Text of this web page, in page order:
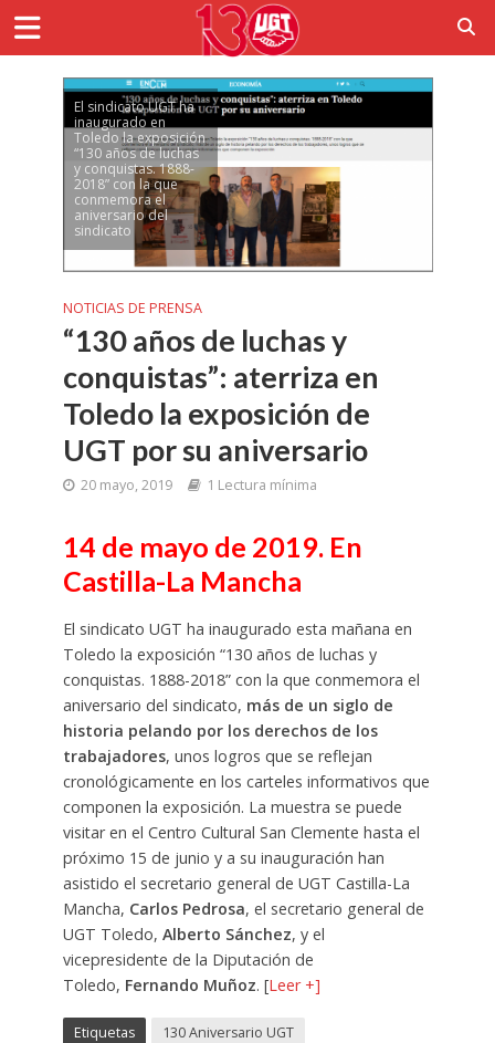
El sindicato UGT ha
inaugurado en
Toledo la exposición
“130 años de luchas
y conquistas. 1888-
2018” con la que
conmemora el
aniversario del
sindicato
NOTICIAS DE PRENSA
“130 años de luchas y
conquistas”: aterriza en
Toledo la exposición de
UGT por su aniversario
20 mayo, 2019 1 Lectura mínima
14 de mayo de 2019. En
Castilla-La Mancha
El sindicato UGT ha inaugurado esta mañana en
Toledo la exposición “130 años de luchas y
conquistas. 1888-2018” con la que conmemora el
aniversario del sindicato, más de un siglo de
historia pelando por los derechos de los
trabajadores, unos logros que se reflejan
cronológicamente en los carteles informativos que
componen la exposición. La muestra se puede
visitar en el Centro Cultural San Clemente hasta el
próximo 15 de junio y a su inauguración han
asistido el secretario general de UGT Castilla-La
Mancha, Carlos Pedrosa, el secretario general de
UGT Toledo, Alberto Sánchez, y el
vicepresidente de la Diputación de
Toledo, Fernando Muñoz. [Leer +]
Etiquetas
130 Aniversario UGT